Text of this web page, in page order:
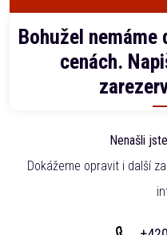
Bohužel
cenách.
Nenašli
Dokážeme opravit i další